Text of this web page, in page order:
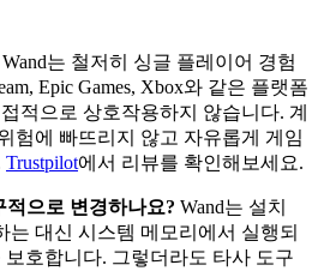
는 철저히 싱글 플레이어 경험
Epic Games, Xbox와 같은 플랫폼
적으로 상호작용하지 않습니다. 계
험에 빠뜨리지 않고 자유롭게 게임
Trustpilot에서 리뷰를 확인해보세요.
으로 변경하나요? Wand는 설치
는 대신 시스템 메모리에서 실행되
호합니다. 그렇더라도 타사 도구